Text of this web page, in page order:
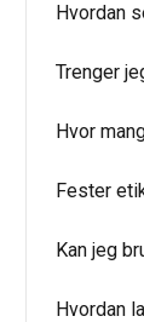
Hvordan
Trenger
Hvor
Fester
Kan jeg
Hvordan